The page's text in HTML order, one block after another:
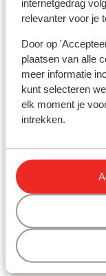
internetgedrag
relevanter voor je
Door op
plaatsen van alle
meer informatie
kunt selecteren
elk moment je
intrekken.
Hotel Jagdhof
Hotel Bellevue
Hotel Olympia
Hotel Alpenland
Apart Agnes
The Crystal